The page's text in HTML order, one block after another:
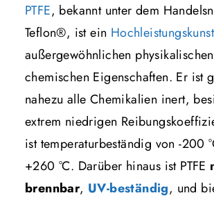
PTFE, bekannt unter dem
Teflon®, ist ein
außergewöhnlichen
chemischen Eigenschaften. Er ist
nahezu alle Chemikalien inert,
extrem niedrigen
ist temperaturbeständig von -200
+260 °C. Darüber hinaus ist PTFE
brennbar, UV-beständig, und